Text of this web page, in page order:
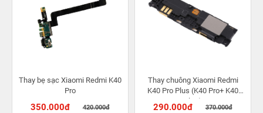
Thay bẹ sạc Xiaomi Redmi K40
Pro
350.000đ 420.000đ
Thay chuông Xiaomi Redmi
K40 Pro Plus (K40 Pro+ K40
Ultra)
290.000đ 370.000đ